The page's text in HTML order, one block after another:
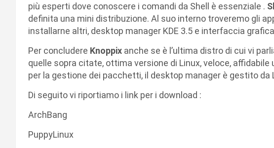
più esperti dove conoscere i comandi da Shell è essenziale .
definita una mini distribuzione. Al suo interno troveremo gli
installarne altri, desktop manager KDE 3.5 e interfaccia
Per concludere Knoppix anche se è l’ultima distro di cui vi
quelle sopra citate, ottima versione di Linux, veloce,
per la gestione dei pacchetti, il desktop manager è gestito da
Di seguito vi riportiamo i link per i download :
ArchBang
PuppyLinux